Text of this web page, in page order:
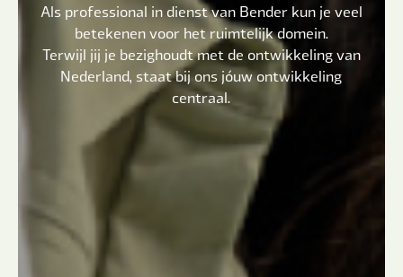
Als professional in dienst van Bender kun je veel
betekenen voor het ruimtelijk domein.
Terwijl jij je bezighoudt met de ontwikkeling van
Nederland, staat bij ons jóuw ontwikkeling
centraal.